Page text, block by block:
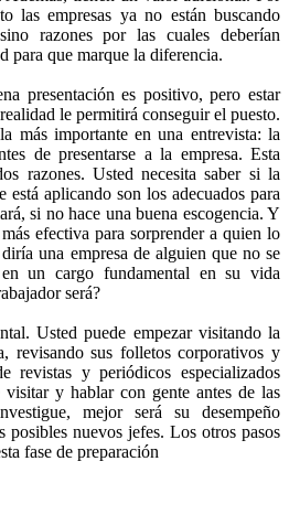
las empresas ya no están buscando
razones por las cuales deberían
para que marque la diferencia.
presentación es positivo, pero estar
le permitirá conseguir el puesto.
más importante en una entrevista: la
de presentarse a la empresa. Esta
razones. Usted necesita saber si la
está aplicando son los adecuados para
si no hace una buena escogencia. Y
efectiva para sorprender a quien lo
una empresa de alguien que no se
un cargo fundamental en su vida
será?
Usted puede empezar visitando la
revisando sus folletos corporativos y
revistas y periódicos especializados
visitar y hablar con gente antes de las
mejor será su desempeño
posibles nuevos jefes. Los otros pasos
fase de preparación